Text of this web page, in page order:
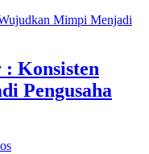
Konsisten
Pengusaha